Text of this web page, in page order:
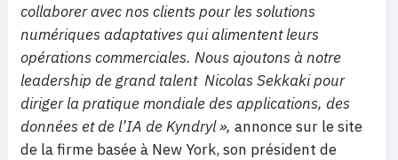
collaborer avec nos clients pour les solutions
numériques adaptatives qui alimentent leurs
opérations commerciales. Nous ajoutons à notre
leadership de grand talent Nicolas Sekkaki pour
diriger la pratique mondiale des applications, des
données et de l’IA de Kyndryl », annonce sur le site
de la firme basée à New York, son président de